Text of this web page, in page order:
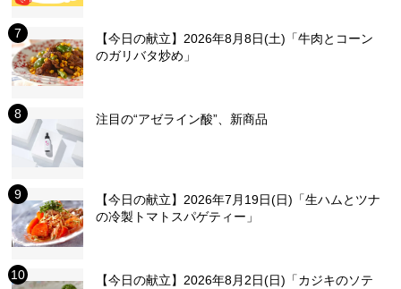
【今日の献立】2026年8月8日(土)「牛肉とコーン
のガリバタ炒め」
注目の“アゼライン酸”、新商品
【今日の献立】2026年7月19日(日)「生ハムとツナ
の冷製トマトスパゲティー」
【今日の献立】2026年8月2日(日)「カジキのソテ